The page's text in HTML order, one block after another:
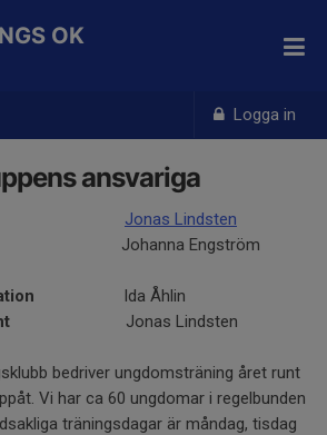
Logga in
OK
ansvariga
Jonas Lindsten
Engström
Ida Åhlin
Jonas Lindsten
bedriver ungdomsträning året runt
Vi har ca 60 ungdomar i regelbunden
träningsdagar är måndag, tisdag